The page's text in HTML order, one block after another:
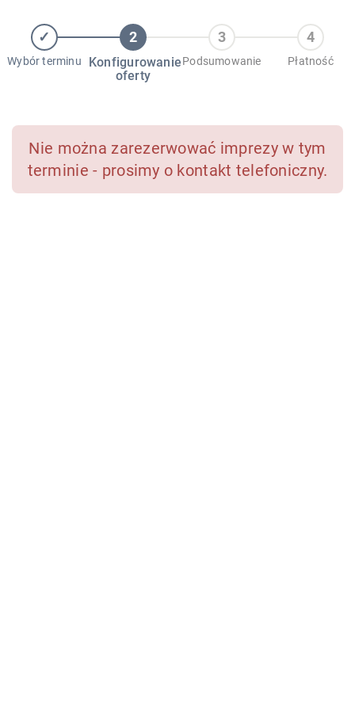
Wybór terminu
Konfigurowanie
oferty
Podsumowanie Płatność
Nie można zarezerwować imprezy w tym
terminie - prosimy o kontakt telefoniczny.